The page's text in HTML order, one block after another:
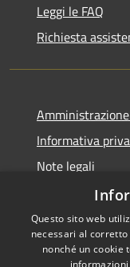
Leggi le FAQ
Richiesta
Informativa
Note legali
Dichiarazione di
Questo sito web
necessari al
nonché un cookie